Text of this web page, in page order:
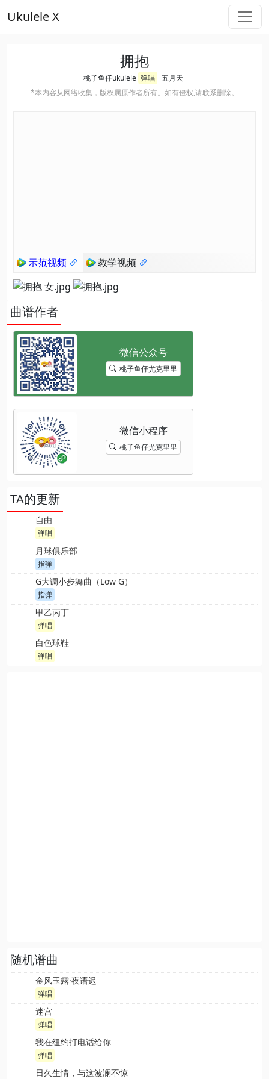
Ukulele X
拥抱
桃子鱼仔ukulele 弹唱
五月天
*本内容从网络收集，版权属原作者所有。如有侵权,请联系删除。
示范视频 教学视频
曲谱作者
桃子鱼仔尤克里里
桃子鱼仔尤克里里
TA的更新
自由
弹唱
月球俱乐部
指弹
G大调小步舞曲（Low G）
指弹
甲乙丙丁
弹唱
白色球鞋
弹唱
随机谱曲
金风玉露·夜语迟
弹唱
迷宫
弹唱
我在纽约打电话给你
弹唱
日久生情，与这波澜不惊